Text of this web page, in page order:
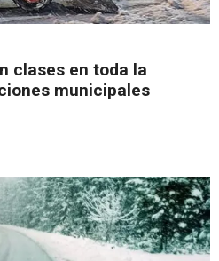
clases en toda la
municipales